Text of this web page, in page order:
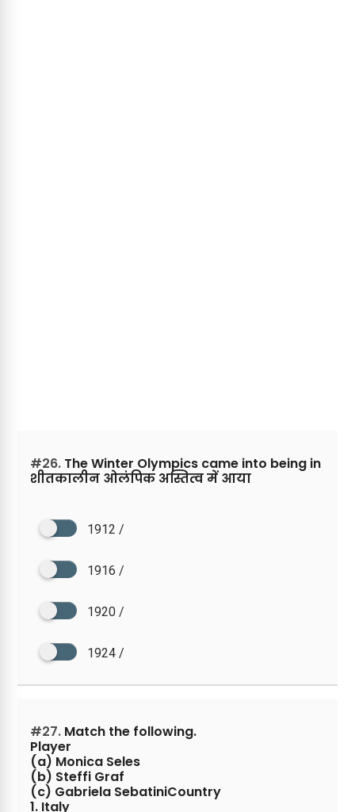
#26. The Winter Olympics came into being in
शीतकालीन ओलंपिक अस्तित्व में आया
1912 /
1916 /
1920 /
1924 /
#27. Match the following.
Player
(a) Monica Seles
(b) Steffi Graf
(c) Gabriela SebatiniCountry
1. Italy